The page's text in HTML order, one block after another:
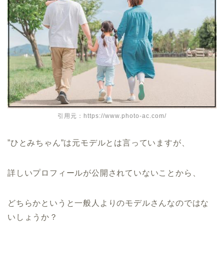
引用元：https://www.photo-ac.com/
”ひとみちゃん”は元モデルとは言っていますが、
詳しいプロフィールが公開されていないことから、
どちらかというと一般人よりのモデルさんなのではな
いしょうか？